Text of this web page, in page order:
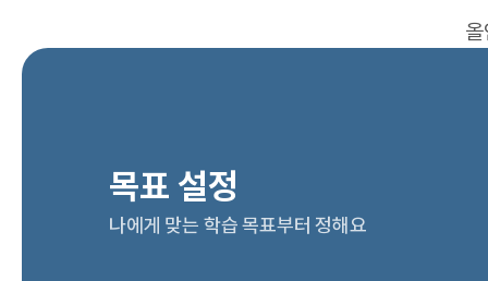
목표 설정
나에게 맞는 학습 목표부터 정해요